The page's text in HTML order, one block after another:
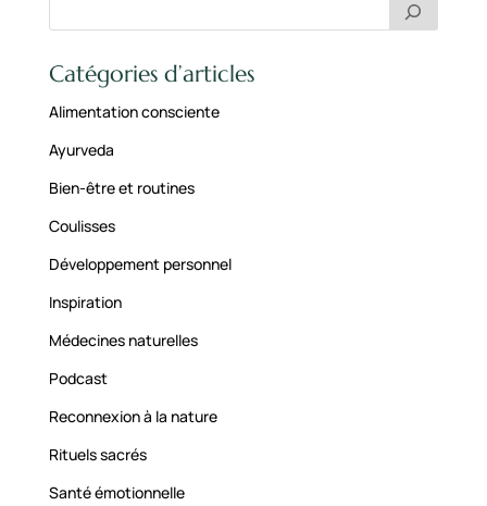
Catégories d’articles
Alimentation consciente
Ayurveda
Bien-être et routines
Coulisses
Développement personnel
Inspiration
Médecines naturelles
Podcast
Reconnexion à la nature
Rituels sacrés
Santé émotionnelle